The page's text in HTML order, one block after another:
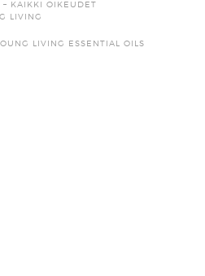
KAIKKI OIKEUDET
LIVING
LIVING ESSENTIAL OILS